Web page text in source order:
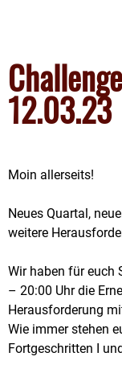
12.03.23
Moin allerseits!
Neues Quartal,
weitere
Wir haben für euch
– 20:00 Uhr die
Herausforderung
Wie immer stehen
Fortgeschritten I